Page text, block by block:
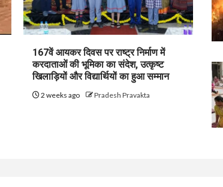
167वें आयकर दिवस पर राष्ट्र निर्माण में
करदाताओं की भूमिका का संदेश, उत्कृष्ट
खिलाड़ियों और विद्यार्थियों का हुआ सम्मान
2 weeks ago Pradesh Pravakta